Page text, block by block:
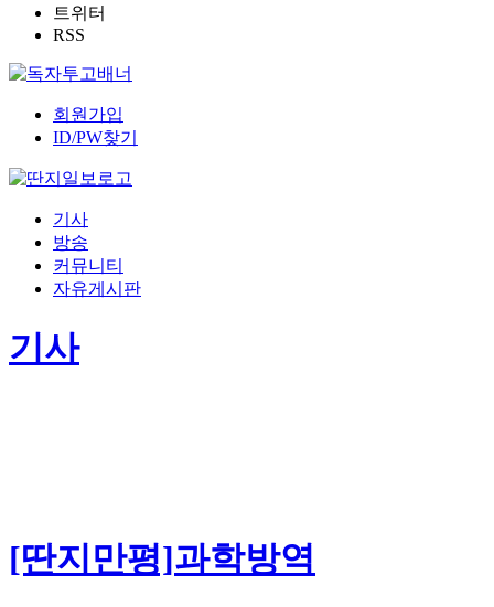
트위터
RSS
회원가입
ID/PW찾기
기사
방송
커뮤니티
자유게시판
기사
[딴지만평]과학방역